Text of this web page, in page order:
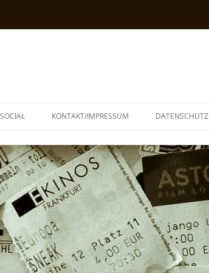
SOCIAL KONTAKT/IMPRESSUM DATENSCHUTZ